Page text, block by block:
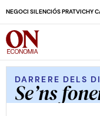
NEGOCI SILENCIÓS PRATVICHY
DARRERE DELS
Se’ns